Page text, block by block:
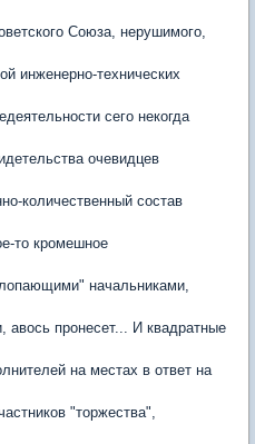
Союза, нерушимого,
инженерно-технических
сего некогда
очевидцев
количественный состав
то кромешное
начальниками,
авось пронесет... И квадратные
на местах в ответ на
"торжества",